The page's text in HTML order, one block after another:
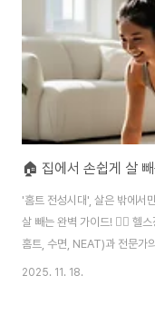
'홈트 전성시대', 살은 밖에서
살 빼는 완벽 가이드! 🏃‍♀️ 헬
홈트, 수면, NEAT)과 전문가
세요. 팬데믹을 거치며 우리
2025. 11. 18.